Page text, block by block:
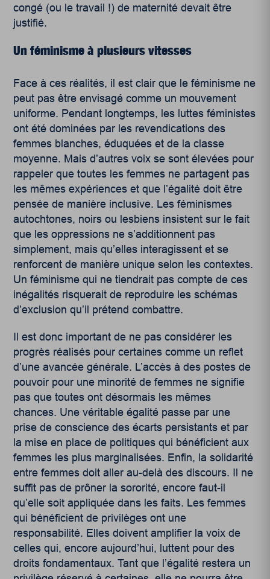
congé (ou le travail !) de maternité devait être
justifié.
Un féminisme à plusieurs vitesses
Face à ces réalités, il est clair que le féminisme ne
peut pas être envisagé comme un mouvement
uniforme. Pendant longtemps, les luttes féministes
ont été dominées par les revendications des
femmes blanches, éduquées et de la classe
moyenne. Mais d’autres voix se sont élevées pour
rappeler que toutes les femmes ne partagent pas
les mêmes expériences et que l’égalité doit être
pensée de manière inclusive. Les féminismes
autochtones, noirs ou lesbiens insistent sur le fait
que les oppressions ne s’additionnent pas
simplement, mais qu’elles interagissent et se
renforcent de manière unique selon les contextes.
Un féminisme qui ne tiendrait pas compte de ces
inégalités risquerait de reproduire les schémas
d’exclusion qu’il prétend combattre.
Il est donc important de ne pas considérer les
progrès réalisés pour certaines comme un reflet
d’une avancée générale. L’accès à des postes de
pouvoir pour une minorité de femmes ne signifie
pas que toutes ont désormais les mêmes
chances. Une véritable égalité passe par une
prise de conscience des écarts persistants et par
la mise en place de politiques qui bénéficient aux
femmes les plus marginalisées. Enfin, la solidarité
entre femmes doit aller au-delà des discours. Il ne
suffit pas de prôner la sororité, encore faut-il
qu’elle soit appliquée dans les faits. Les femmes
qui bénéficient de privilèges ont une
responsabilité. Elles doivent amplifier la voix de
celles qui, encore aujourd’hui, luttent pour des
droits fondamentaux. Tant que l’égalité restera un